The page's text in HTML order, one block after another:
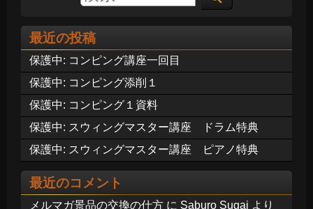
最近の投稿
保護中: コンピング講座一回目
保護中: コンピング添削１
保護中: コンピング１資料
保護中: スウィングマスター講座 ドラム特典
保護中: スウィングマスター講座 ピアノ特典
最近のコメント
メルマガ景品の交換の仕方 に Saburo Sugai より